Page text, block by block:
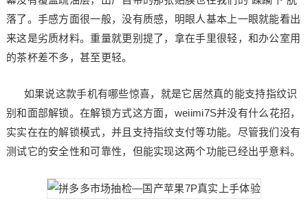
落了。手感方面很一般，没有质感，明眼人基本上一眼就能看出
来这是劣质材料。重量就更别提了，拿在手里很轻，和办公室用
的茶杯差不多，甚至更轻。
如果说这款手机有哪些惊喜，就是它居然真的能支持指纹识
别和面部解锁。在解锁方式这方面，weiimi7S并没有什么花招，
实实在在的解锁模式，并且支持指纹支付等功能。尽管我们没有
测试它的安全性和可靠性，但能实现这两个功能已经出乎意料。